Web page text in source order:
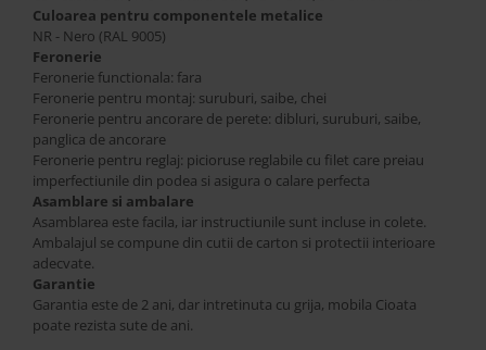
Culoarea pentru componentele metalice
NR - Nero (RAL 9005)
Feronerie
Feronerie functionala: fara
Feronerie pentru montaj: suruburi, saibe, chei
Feronerie pentru ancorare de perete: dibluri, suruburi, saibe,
panglica de ancorare
Feronerie pentru reglaj: picioruse reglabile cu filet care preiau
imperfectiunile din podea si asigura o calare perfecta
Asamblare si ambalare
Asamblarea este facila, iar instructiunile sunt incluse in colete.
Ambalajul se compune din cutii de carton si protectii interioare
adecvate.
Garantie
Garantia este de 2 ani, dar intretinuta cu grija, mobila Cioata
poate rezista sute de ani.